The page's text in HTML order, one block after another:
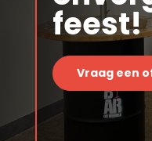
feest!
Vraag een